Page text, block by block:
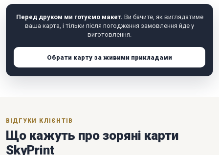
Перед друком ми готуємо макет. Ви бачите, як виглядатиме
ваша карта, і тільки після погодження замовлення йде у
виготовлення.
Обрати карту за живими прикладами
ВІДГУКИ КЛІЄНТІВ
Що кажуть про зоряні карти
SkyPrint